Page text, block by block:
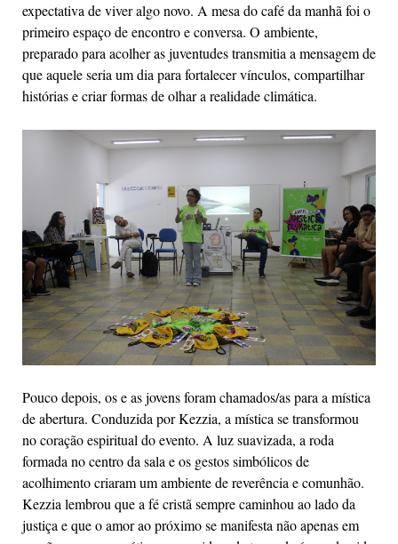
expectativa de viver algo novo. A mesa do café da manhã foi o
primeiro espaço de encontro e conversa. O ambiente,
preparado para acolher as juventudes transmitia a mensagem de
que aquele seria um dia para fortalecer vínculos, compartilhar
histórias e criar formas de olhar a realidade climática.
Pouco depois, os e as jovens foram chamados/as para a mística
de abertura. Conduzida por Kezzia, a mística se transformou
no coração espiritual do evento. A luz suavizada, a roda
formada no centro da sala e os gestos simbólicos de
acolhimento criaram um ambiente de reverência e comunhão.
Kezzia lembrou que a fé cristã sempre caminhou ao lado da
justiça e que o amor ao próximo se manifesta não apenas em